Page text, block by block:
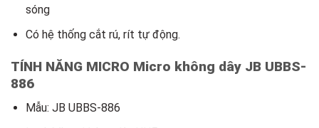
sóng
Có hệ thống cắt rú, rít tự động.
TÍNH NĂNG MICRO Micro không dây JB UBBS-
886
Mẫu: JB UBBS-886